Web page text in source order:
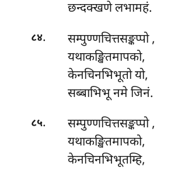
छन्दक्खणे लभामहं.
८४. सम्पुण्णचित्तसङ्कप्पो,
यथाकङ्खितमापको,
केनचिनभिभूतो यो,
सब्बाभिभू नमे जिनं.
८५. सम्पुण्णचित्तसङ्कप्पो,
यथाकङ्खितमापको,
केनचिनभिभूतम्हि,